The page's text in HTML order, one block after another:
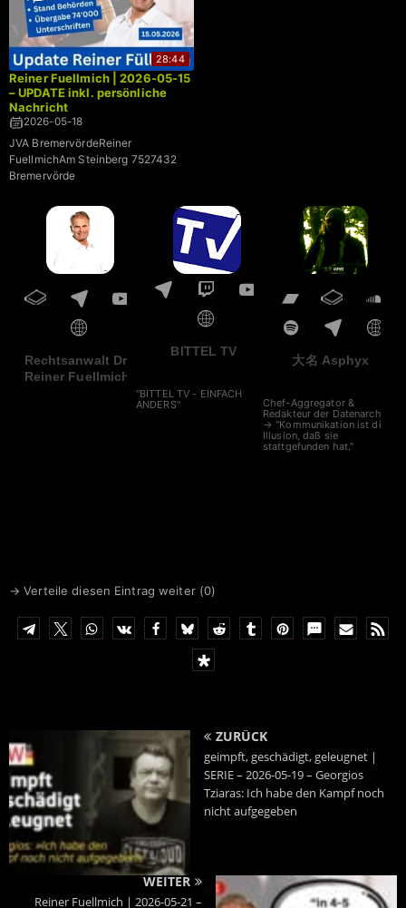
28:44
Reiner Fuellmich | 2026-05-15
– UPDATE inkl. persönliche
Nachricht
2026-05-18
JVA BremervördeReiner
FuellmichAm Steinberg 7527432
Bremervörde
Rechtsanwalt Dr.
Reiner Fuellmich
BITTEL TV
"BITTEL TV - EINFACH
ANDERS"
大名 Asphyx
Chef-Aggregator &
Redakteur der Datenarche
→ "Kommunikation ist die
Illusion, daß sie
stattgefunden hat."
→ Verteile diesen Eintrag weiter (0)
ZURÜCK
geimpft, geschädigt, geleugnet |
SERIE – 2026-05-19 – Georgios
Tziaras: Ich habe den Kampf noch
nicht aufgegeben
WEITER
Reiner Fuellmich | 2026-05-21 –